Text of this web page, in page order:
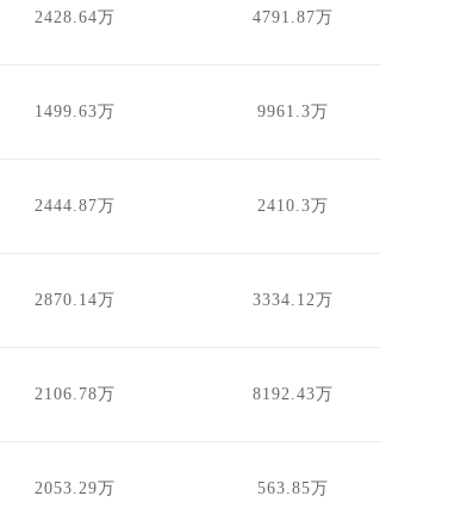
2428.64万 4791.87万
1499.63万 9961.3万
2444.87万 2410.3万
2870.14万 3334.12万
2106.78万 8192.43万
2053.29万 563.85万